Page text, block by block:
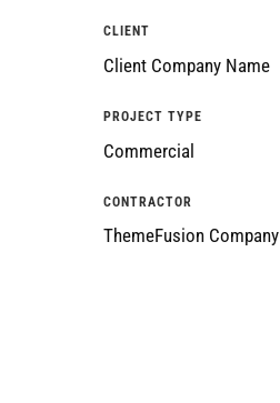
CLIENT
Client Company Name
PROJECT TYPE
Commercial
CONTRACTOR
ThemeFusion Company